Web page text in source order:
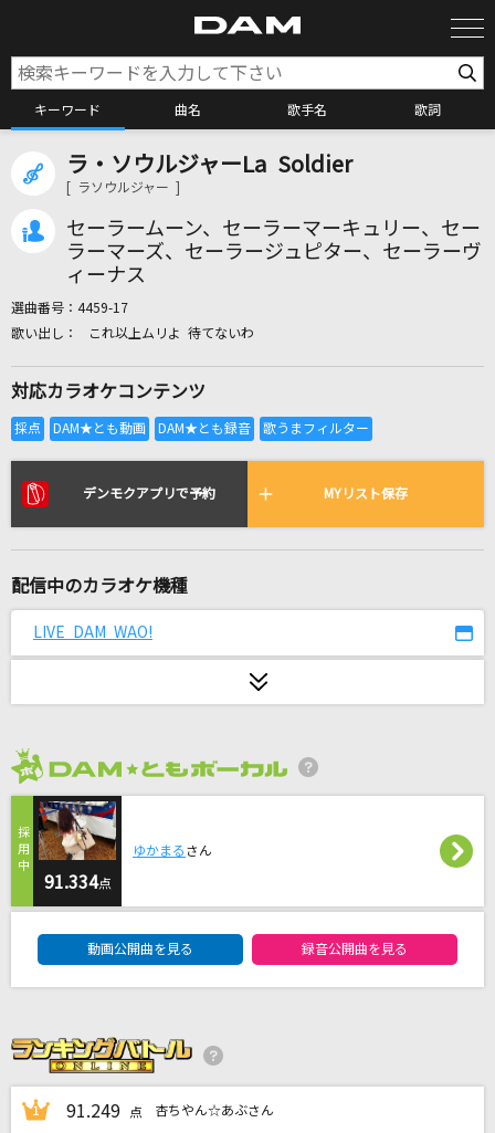
キーワード 曲名 歌手名 歌詞
カラオケ検索
カラオケ店舗検索
全国りれき
花束
とてと
[生音]ray
BUMP OF CHICKEN
LOVE SONG
三代目 J SOUL BROTHERS from EXILE TRIBE
Mr.Children
まふまふ
[生音]恥ずかしいか青春は
緑黄色社会
ラ・ソウルジャーLa Soldier
[ ラソウルジャー ]
セーラームーン、セーラーマーキュリー、セー
ラーマーズ、セーラージュピター、セーラーヴ
ィーナス
選曲番号： 4459-17
これ以上ムリよ 待てないわ
対応カラオケコンテンツ
デンモクアプリで予約 MYリスト保存
配信中のカラオケ機種
LIVE DAM WAO!
91.334点
ゆかまる さん
動画公開曲を見る 録音公開曲を見る
1 91.249 点 杏ちやん☆あぶさん